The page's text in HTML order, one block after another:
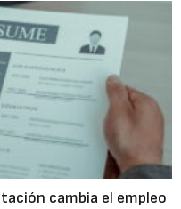
cambia el empleo